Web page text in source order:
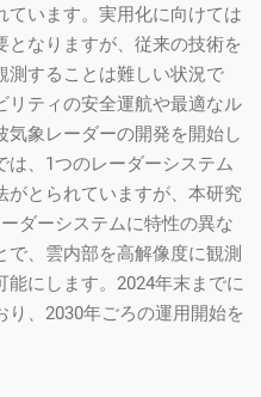
ています。実用化に向けては
となりますが、従来の技術を
測することは難しい状況で
リティの安全運航や最適なル
象レーダーの開発を開始し
、1つのレーダーシステム
がとられていますが、本研究
ダーシステムに特性の異な
、雲内部を高解像度に観測
能にします。2024年末までに
、2030年ごろの運用開始を